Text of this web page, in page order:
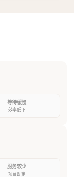
等待缓慢
效率低下
服务较少
项目既定